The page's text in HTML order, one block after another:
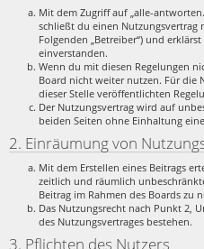
Mit dem Zugriff auf „alle-
schließt du einen Nutzungsvertrag
Folgenden „Betreiber“) und
einverstanden.
Wenn du mit diesen Regelungen
Board nicht weiter nutzen. Für die
dieser Stelle veröffentlichten
Der Nutzungsvertrag wird auf
beiden Seiten ohne Einhaltung
2. Einräumung von
Mit dem Erstellen eines Beitrags
zeitlich und räumlich
Beitrag im Rahmen des Boards zu
Das Nutzungsrecht nach Punkt 2,
des Nutzungsvertrages bestehen.
3. Pflichten des Nutzers